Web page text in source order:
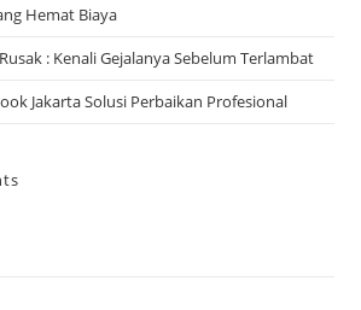
Hemat Biaya
: Kenali Gejalanya Sebelum Terlambat
Jakarta Solusi Perbaikan Profesional